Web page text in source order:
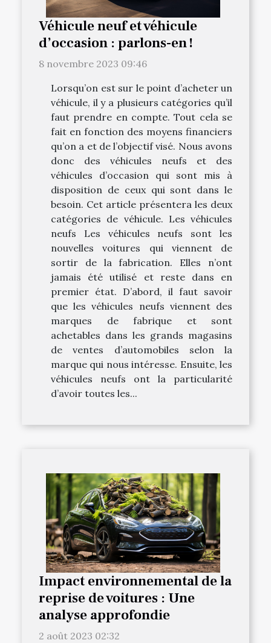
Véhicule neuf et véhicule
d’occasion : parlons-en !
8 novembre 2023 09:46
Lorsqu’on est sur le point d’acheter un
véhicule, il y a plusieurs catégories qu’il
faut prendre en compte. Tout cela se
fait en fonction des moyens financiers
qu’on a et de l’objectif visé. Nous avons
donc des véhicules neufs et des
véhicules d’occasion qui sont mis à
disposition de ceux qui sont dans le
besoin. Cet article présentera les deux
catégories de véhicule. Les véhicules
neufs Les véhicules neufs sont les
nouvelles voitures qui viennent de
sortir de la fabrication. Elles n’ont
jamais été utilisé et reste dans en
premier état. D’abord, il faut savoir
que les véhicules neufs viennent des
marques de fabrique et sont
achetables dans les grands magasins
de ventes d’automobiles selon la
marque qui nous intéresse. Ensuite, les
véhicules neufs ont la particularité
d’avoir toutes les...
Impact environnemental de la
reprise de voitures : Une
analyse approfondie
2 août 2023 02:32